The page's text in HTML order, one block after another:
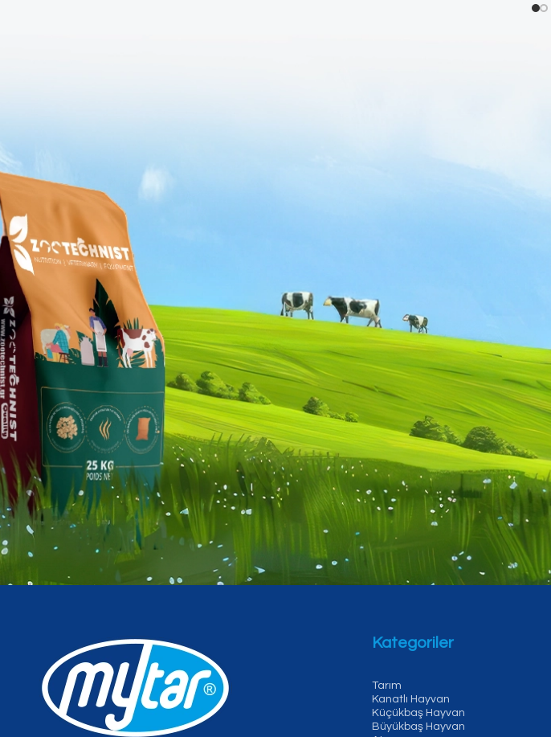
Kategoriler
Tarım
Kanatlı Hayvan
Küçükbaş Hayvan
Büyükbaş Hayvan